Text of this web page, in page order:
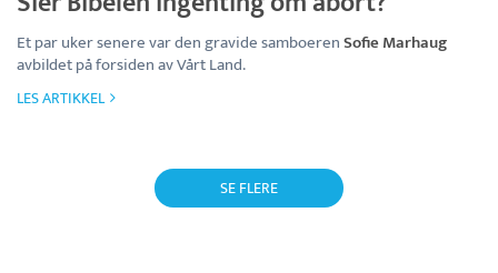
Et par uker senere var den gravide samboerenSofie Marhaug
avbildet på forsiden av Vårt Land.
LES ARTIKKEL
SE FLERE